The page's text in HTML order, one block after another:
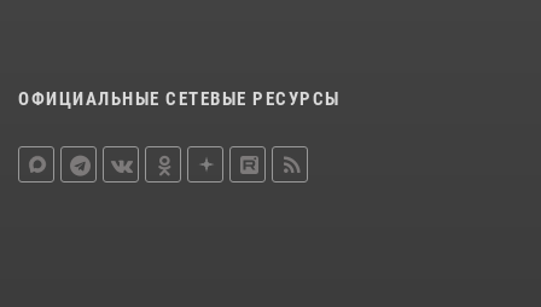
ОФИЦИАЛЬНЫЕ СЕТЕВЫЕ РЕСУРСЫ